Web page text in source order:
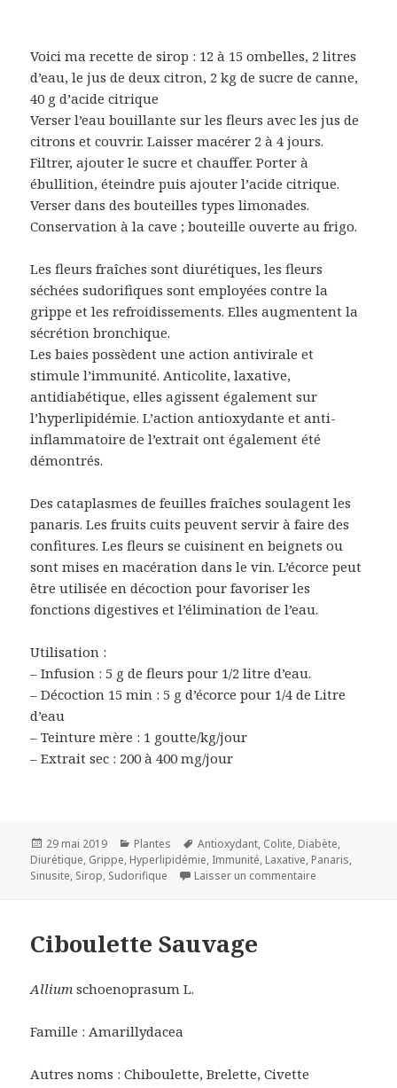
Voici ma recette de sirop : 12 à 15 ombelles, 2 litres
d’eau, le jus de deux citron, 2 kg de sucre de canne,
40 g d’acide citrique
Verser l’eau bouillante sur les fleurs avec les jus de
citrons et couvrir. Laisser macérer 2 à 4 jours.
Filtrer, ajouter le sucre et chauffer. Porter à
ébullition, éteindre puis ajouter l’acide citrique.
Verser dans des bouteilles types limonades.
Conservation à la cave ; bouteille ouverte au frigo.
Les fleurs fraîches sont diurétiques, les fleurs
séchées sudorifiques sont employées contre la
grippe et les refroidissements. Elles augmentent la
sécrétion bronchique.
Les baies possèdent une action antivirale et
stimule l’immunité. Anticolite, laxative,
antidiabétique, elles agissent également sur
l’hyperlipidémie. L’action antioxydante et anti-
inflammatoire de l’extrait ont également été
démontrés.
Des cataplasmes de feuilles fraîches soulagent les
panaris. Les fruits cuits peuvent servir à faire des
confitures. Les fleurs se cuisinent en beignets ou
sont mises en macération dans le vin. L’écorce peut
être utilisée en décoction pour favoriser les
fonctions digestives et l’élimination de l’eau.
Utilisation :
– Infusion : 5 g de fleurs pour 1/2 litre d’eau.
– Décoction 15 min : 5 g d’écorce pour 1/4 de Litre
d’eau
– Teinture mère : 1 goutte/kg/jour
– Extrait sec : 200 à 400 mg/jour
Publié
le
29 mai 2019 Catégories
Plantes
Mots-
clés
Antioxydant, Colite, Diabète,
Diurétique, Grippe, Hyperlipidémie, Immunité, Laxative, Panaris,
Sinusite, Sirop, Sudorifique Laisser un commentaire
Ciboulette Sauvage
Alliumschoenoprasum L.
Famille : Amarillydacea
Autres noms : Chiboulette, Brelette, Civette